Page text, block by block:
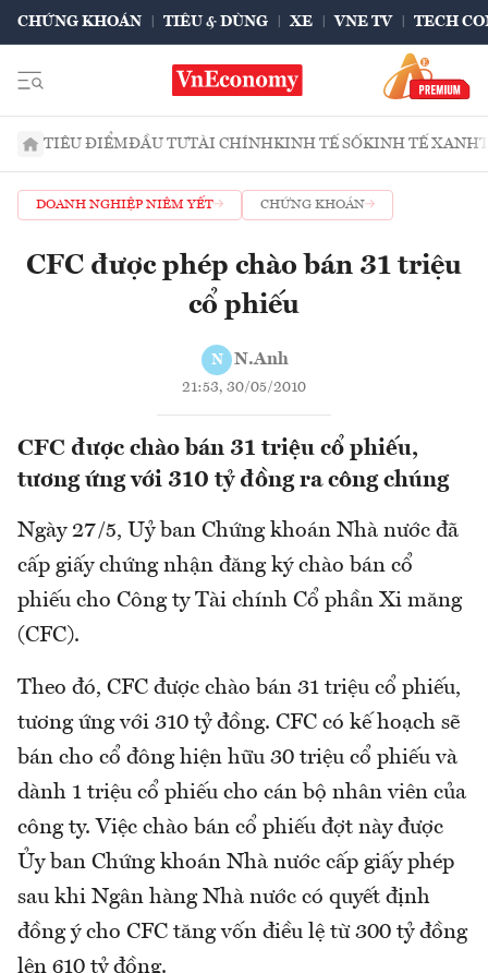
CHỨNG KHOÁN TIÊU & DÙNG XE VNE TV TECH
TIÊU ĐIỂMĐẦU TƯTÀI CHÍNHKINH TẾ SỐKINH TẾ XANH
DOANH NGHIỆP NIÊM YẾT CHỨNG KHOÁN
CFC được phép chào bán 31 triệu
cổ phiếu
N N.Anh
21:53, 30/05/2010
CFC được chào bán 31 triệu cổ phiếu,
tương ứng với 310 tỷ đồng ra công chúng
Ngày 27/5, Uỷ ban Chứng khoán Nhà nước đã
cấp giấy chứng nhận đăng ký chào bán cổ
phiếu cho Công ty Tài chính Cổ phần Xi măng
(CFC).
Theo đó, CFC được chào bán 31 triệu cổ phiếu,
tương ứng với 310 tỷ đồng. CFC có kế hoạch sẽ
bán cho cổ đông hiện hữu 30 triệu cổ phiếu và
dành 1 triệu cổ phiếu cho cán bộ nhân viên của
công ty. Việc chào bán cổ phiếu đợt này được
Ủy ban Chứng khoán Nhà nước cấp giấy phép
sau khi Ngân hàng Nhà nước có quyết định
đồng ý cho CFC tăng vốn điều lệ từ 300 tỷ đồng
lên 610 tỷ đồng.